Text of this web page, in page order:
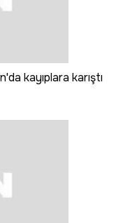
kayıplara karıştı